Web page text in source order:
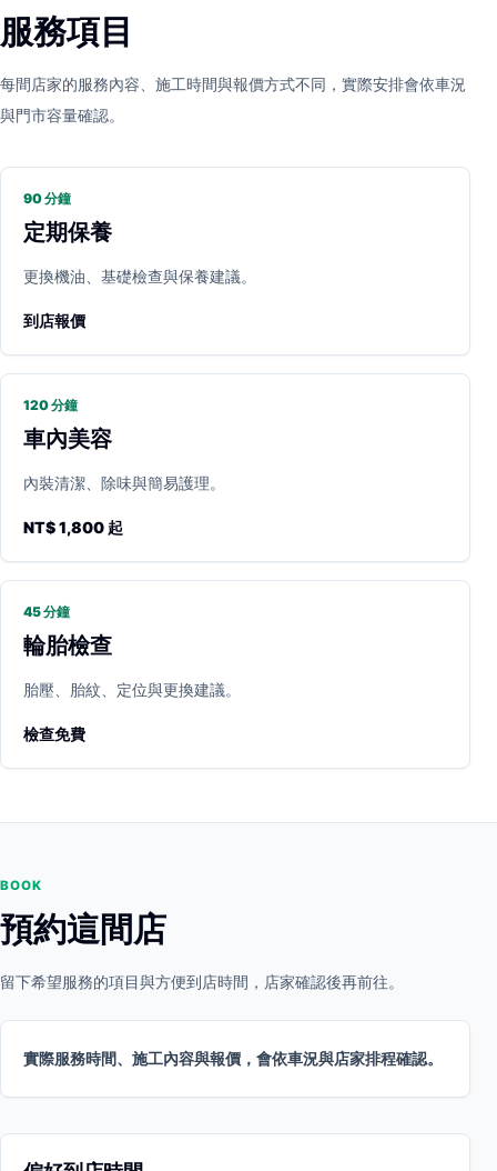
服務項目
每間店家的服務內容、施工時間與報價方式不同，實際安排會依車況
與門市容量確認。
90 分鐘
定期保養
更換機油、基礎檢查與保養建議。
到店報價
120 分鐘
車內美容
內裝清潔、除味與簡易護理。
NT$ 1,800 起
45 分鐘
輪胎檢查
胎壓、胎紋、定位與更換建議。
檢查免費
BOOK
預約這間店
留下希望服務的項目與方便到店時間，店家確認後再前往。
實際服務時間、施工內容與報價，會依車況與店家排程確認。